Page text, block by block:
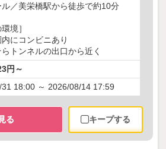
ル／美栄橋駅から徒歩で約10分
境］
内にコンビニあり
らトンネルの出口から近く
円～
18:00 ～ 2026/08/14 17:59
る キープする